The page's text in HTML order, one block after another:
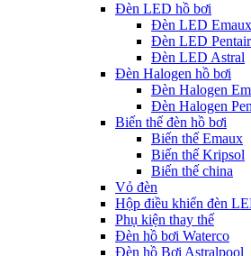
Đèn LED hồ bơi
Đèn LED Emaux
Đèn LED Pentair
Đèn LED Astral
Đèn Halogen hồ bơi
Đèn Halogen
Đèn Halogen
Biến thế đèn hồ bơi
Biến thế Emaux
Biến thế Kripsol
Biến thế china
Vỏ đèn
Hộp điều khiển đèn
Phụ kiện thay thế
Đèn hồ bơi Waterco
Đèn hồ Bơi Astralpool